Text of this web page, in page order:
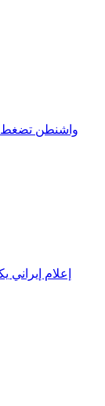
واشنطن تضغط
إعلام